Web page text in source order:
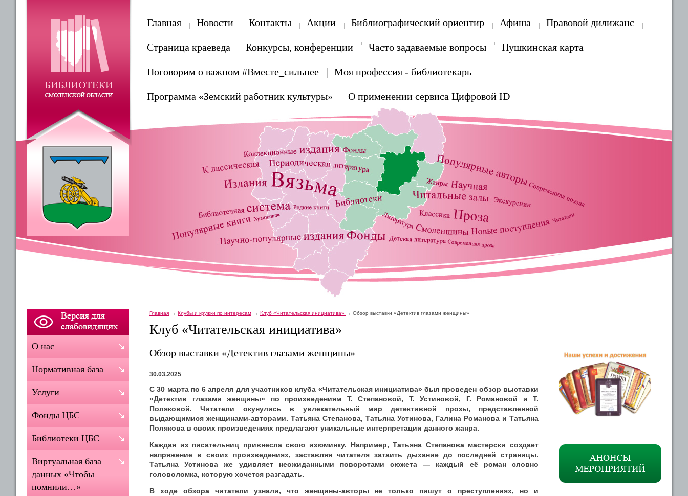
Главная Новости Контакты Акции Библиографический ориентир Афиша Правовой дилижанс
Страница краеведа Конкурсы, конференции Часто задаваемые вопросы Пушкинская карта
Поговорим о важном #Вместе_сильнее Моя профессия - библиотекарь
Программа «Земский работник культуры» О применении сервиса Цифровой ID
Главная Клубы и кружки по интересам Клуб «Читательская инициатива» Обзор выставки «Детектив глазами женщины»
Клуб «Читательская инициатива»
Обзор выставки «Детектив глазами женщины»
30.03.2025
С 30 марта по 6 апреля для участников клуба «Читательская инициатива» был проведен обзор выставки
«Детектив глазами женщины» по произведениям Т. Степановой, Т. Устиновой, Г. Романовой и Т.
Поляковой. Читатели окунулись в увлекательный мир детективной прозы, представленной
выдающимися женщинами-авторами. Татьяна Степанова, Татьяна Устинова, Галина Романова и Татьяна
Полякова в своих произведениях предлагают уникальные интерпретации данного жанра.
Каждая из писательниц привнесла свою изюминку. Например, Татьяна Степанова мастерски создает
напряжение в своих произведениях, заставляя читателя затаить дыхание до последней страницы.
Татьяна Устинова же удивляет неожиданными поворотами сюжета — каждый её роман словно
головоломка, которую хочется разгадать.
В ходе обзора читатели узнали, что женщины-авторы не только пишут о преступлениях, но и
О нас
Нормативная база
Услуги
Фонды ЦБС
Библиотеки ЦБС
Виртуальная база
данных «Чтобы
помнили…»